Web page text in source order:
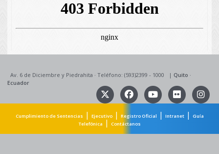
Av. 6 de Diciembre y Piedrahita · Teléfono: (593)2399 - 1000 | Quito ·
Ecuador
Cumplimiento de Sentencias | Ejecutivo| Registro Oficial | Intranet|
Guía
Telefónica
| Contáctanos